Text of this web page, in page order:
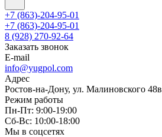
+7 (863)-204-95-01
+7 (863)-204-95-01
8 (928) 270-92-64
Заказать звонок
E-mail
info@yugpol.com
Адрес
Ростов-на-Дону, ул. Малиновского 48в
Режим работы
Пн-Пт: 9:00-19:00
Cб-Вс: 10:00-18:00
Мы в соцсетях